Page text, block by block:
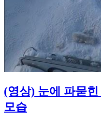
(영상) 눈에 파묻
모습